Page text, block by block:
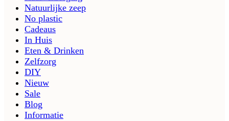
Natuurlijke zeep
No plastic
Cadeaus
In Huis
Eten & Drinken
Zelfzorg
DIY
Nieuw
Sale
Blog
Informatie